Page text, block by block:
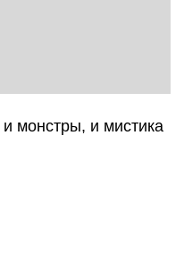
монстры, и мистика